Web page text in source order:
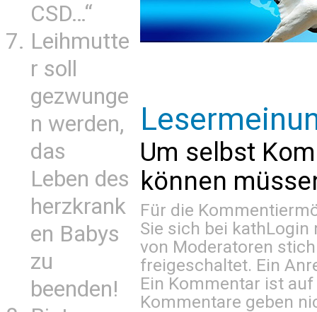
CSD…“
Leihmutte
r soll
gezwunge
n werden,
das
Leben des
herzkrank
en Babys
zu
beenden!
Um selbst
können
Für die
Sie sich bei kathLogin
von Moderatoren
freigeschaltet. Ein
Ein Kommentar ist
Kommentare geben